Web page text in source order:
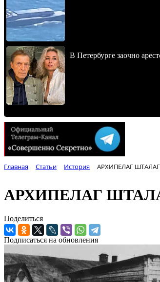
В Петербурге заочно
Главная Статьи История АРХИПЕЛАГ ШТАЛАГ
АРХИПЕЛАГ
Поделиться
Подписаться на обновления